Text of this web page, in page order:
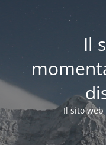
Il
Il sito